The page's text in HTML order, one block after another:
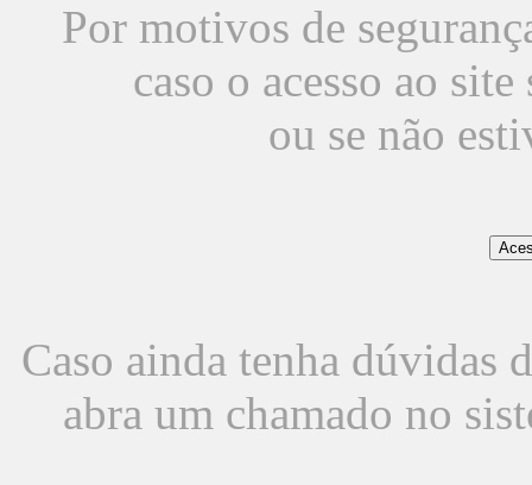
Por motivos de
caso o acesso ao
ou se não
Caso ainda tenha dúvidas
abra um chamado no